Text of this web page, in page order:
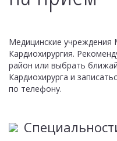
Медицинские учреждения
Кардиохирургия.
район или выбрать
Кардиохирурга и
по телефону.